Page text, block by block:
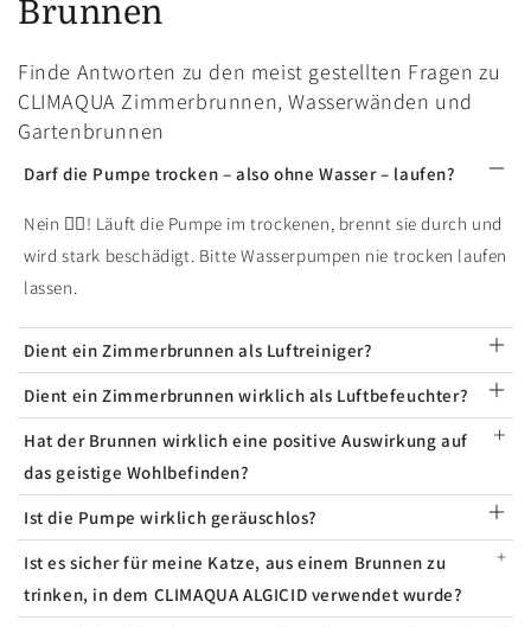
Brunnen
Finde Antworten zu den meist gestellten Fragen zu
CLIMAQUA Zimmerbrunnen, Wasserwänden und
Gartenbrunnen
Darf die Pumpe trocken – also ohne Wasser – laufen?
Nein 🙅‍♂️! Läuft die Pumpe im trockenen, brennt sie durch und
wird stark beschädigt. Bitte Wasserpumpen nie trocken laufen
lassen.
Dient ein Zimmerbrunnen als Luftreiniger?
Dient ein Zimmerbrunnen wirklich als Luftbefeuchter?
Hat der Brunnen wirklich eine positive Auswirkung auf
das geistige Wohlbefinden?
Ist die Pumpe wirklich geräuschlos?
Ist es sicher für meine Katze, aus einem Brunnen zu
trinken, in dem CLIMAQUA ALGICID verwendet wurde?